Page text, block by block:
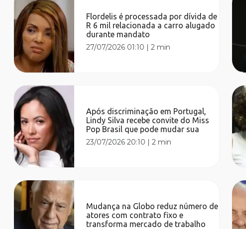
Flordelis é processada por dívida de
R 6 mil relacionada a carro alugado
durante mandato
27/07/2026 01:10 |2 min
Após discriminação em Portugal,
Lindy Silva recebe convite do Miss
Pop Brasil que pode mudar sua
23/07/2026 20:10 |2 min
Mudança na Globo reduz número de
atores com contrato fixo e
transforma mercado de trabalho